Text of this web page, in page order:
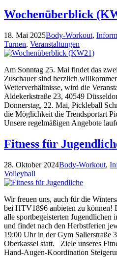
Wochenüberblick
18. Mai 2025Body-Workout,
Turnen, Veranstaltungen
Am Sonntag 25. Mai findet das
Zuschauer sind herzlich
Wetterverhältnisse, wird die
Aldekerkstraße 23, 40549
Donnerstag, 22. Mai, Pickleball
die Möglichkeit die Trendsportart
Unsere regelmäßigen Angebote
Fitness für
28. Oktober 2024Body-Workout,
Volleyball
Wir freuen uns, auch für die
bei HTV1896 anbieten zu können!
alle sportbegeisterten Jugendlichen
und findet nach den Herbstferien
19:00 Uhr in der Gym Salierstraße
Oberkassel statt. Ziele unseres
Hand-Augen-Koordination